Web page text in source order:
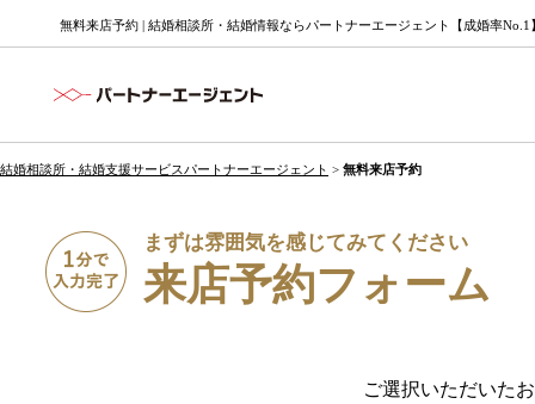
無料来店予約 | 結婚相談所・結婚情報ならパートナーエージェント【成婚率No.1
結婚相談所・結婚支援サービスパートナーエージェント > 無料来店予約
まずは雰囲気を感じてみてください
来店予約フォーム
ご選択いただいた